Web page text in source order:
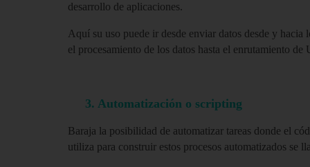
desarrollo de aplicaciones.
Aquí su uso puede ir desde enviar datos desde y hacia
el procesamiento de los datos hasta el enrutamiento de
3. Automatización o scripting
Baraja la posibilidad de automatizar tareas donde el
utiliza para construir estos procesos automatizados se